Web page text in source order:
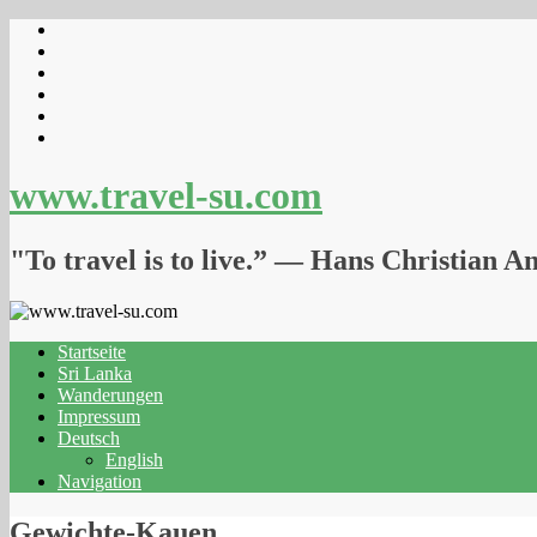
www.travel-su.com
"To travel is to live.” ― Hans Christian
Startseite
Sri Lanka
Wanderungen
Impressum
Deutsch
English
Navigation